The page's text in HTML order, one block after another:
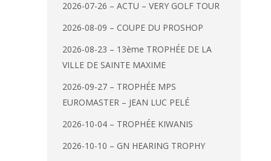
2026-07-26 – ACTU – VERY GOLF TOUR
2026-08-09 – COUPE DU PROSHOP
2026-08-23 – 13ème TROPHÉE DE LA
VILLE DE SAINTE MAXIME
2026-09-27 – TROPHÉE MPS
EUROMASTER – JEAN LUC PELÉ
2026-10-04 – TROPHÉE KIWANIS
2026-10-10 – GN HEARING TROPHY